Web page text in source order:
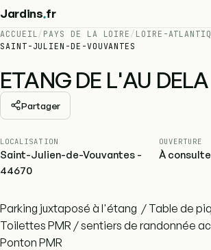
Jardins.fr
ACCUEIL/ PAYS DE LA LOIRE / LOIRE-
SAINT-JULIEN-DE-VOUVANTES
ETANG DE L'AU
Partager
LOCALISATION
Saint-Julien-de-Vouvantes -
44670
OUVERTURE
À
Parking juxtaposé à l'étang / Table de
Toilettes PMR / sentiers de randonnée
Ponton PMR